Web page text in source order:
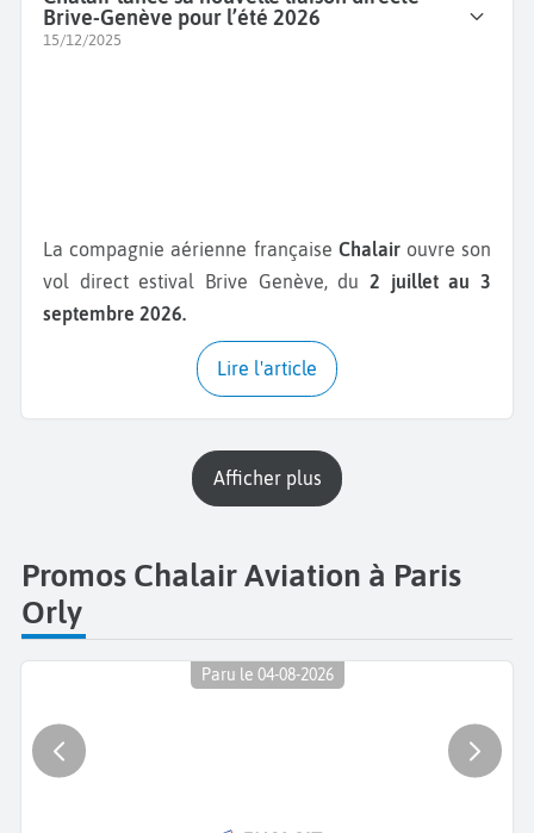
Brive-Genève pour l’été 2026
15/12/2025
La compagnie aérienne française Chalairouvre son
vol direct estival Brive Genève, du 2 juillet au 3
septembre 2026.
Lire l'article
Afficher plus
Promos Chalair Aviation à Paris
Orly
Paru le 04-08-2026